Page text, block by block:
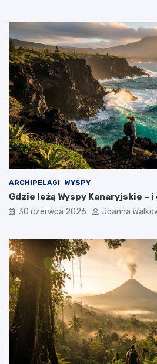
ARCHIPELAGI WYSPY
Gdzie leżą Wyspy Kanaryjskie –
30 czerwca 2026 Joanna